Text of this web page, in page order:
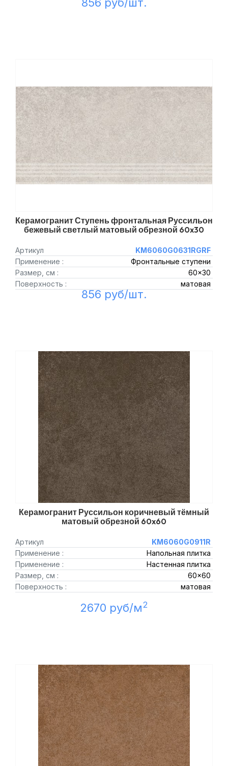
Керамогранит Ступень фронтальная Руссильон
бежевый светлый матовый обрезной 60x30
Артикул
KM6060G0631RGRF
Применение :
Фронтальные ступени
Размер, см :
60x30
Поверхность :
матовая
856 руб/шт.
Керамогранит Руссильон коричневый тёмный
матовый обрезной 60x60
Артикул
KM6060G0911R
Применение :
Напольная плитка
Применение :
Настенная плитка
Размер, см :
60x60
Поверхность :
матовая
2670 руб/м2